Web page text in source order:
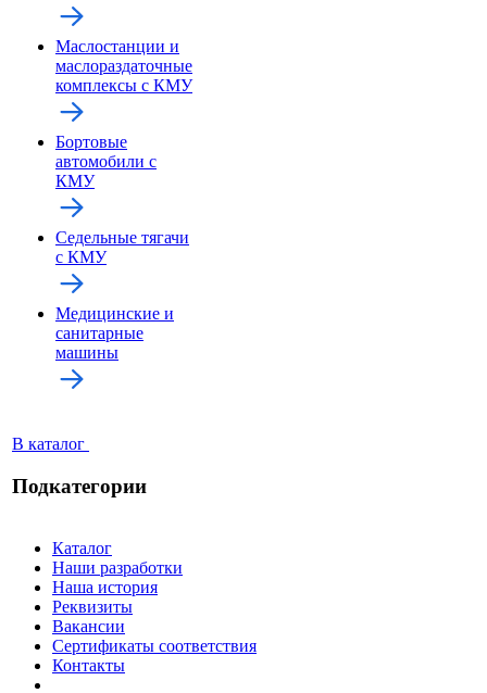
Маслостанции и
маслораздаточные
комплексы с КМУ
Бортовые
автомобили с
КМУ
Седельные тягачи
с КМУ
Медицинские и
санитарные
машины
В каталог
Подкатегории
Каталог
Наши разработки
Наша история
Реквизиты
Вакансии
Сертификаты соответствия
Контакты